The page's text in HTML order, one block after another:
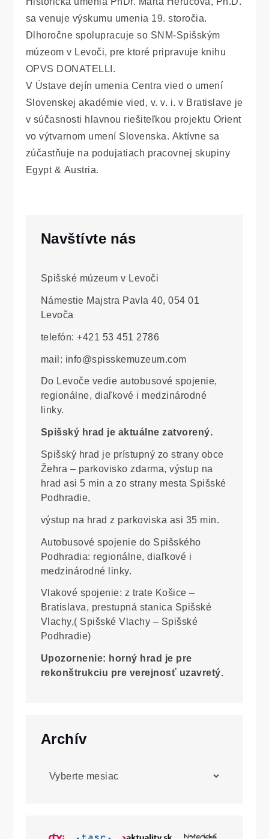
sa venuje výskumu umenia 19. storočia.
Dlhoročne spolupracuje so SNM-Spišským
múzeom v Levoči, pre ktoré pripravuje knihu
OPVS DONATELLI.
V Ústave dejín umenia Centra vied o umení
Slovenskej akadémie vied, v. v. i. v Bratislave je
v súčasnosti hlavnou riešiteľkou projektu Orient
vo výtvarnom umení Slovenska. Aktívne sa
zúčastňuje na podujatiach pracovnej skupiny
Egypt & Austria.
Navštívte nás
Spišské múzeum v Levoči
Námestie Majstra Pavla 40, 054 01
Levoča
telefón: +421 53 451 2786
mail: info@spisskemuzeum.com
Do Levoče vedie autobusové spojenie,
regionálne, diaľkové i medzinárodné
linky.
Spišský hrad je aktuálne zatvorený.
Spišský hrad je prístupný zo strany obce
Žehra – parkovisko zdarma, výstup na
hrad asi 5 min a zo strany mesta Spišské
Podhradie,
výstup na hrad z parkoviska asi 35 min.
Autobusové spojenie do Spišského
Podhradia: regionálne, diaľkové i
medzinárodné linky.
Vlakové spojenie: z trate Košice –
Bratislava, prestupná stanica Spišské
Vlachy,( Spišské Vlachy – Spišské
Podhradie)
Upozornenie: horný hrad je pre
rekonštrukciu pre verejnosť uzavretý.
Archív
Archív